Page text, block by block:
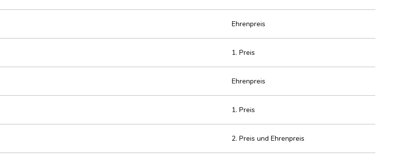
Ehrenpreis
1. Preis
Ehrenpreis
1. Preis
2. Preis und Ehrenpreis